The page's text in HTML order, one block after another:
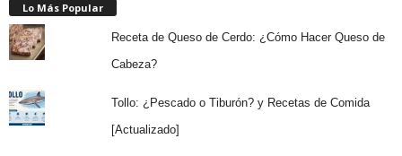
Lo Más Popular
Receta de Queso de Cerdo: ¿Cómo Hacer Queso de
Cabeza?
Tollo: ¿Pescado o Tiburón? y Recetas de Comida
[Actualizado]